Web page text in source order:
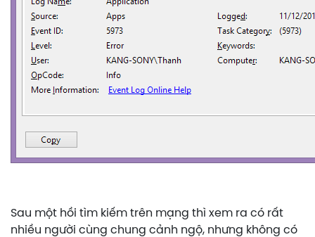
Sau một hồi tìm kiếm trên mạng thì xem ra có rất
nhiều người cùng chung cảnh ngộ, nhưng không có